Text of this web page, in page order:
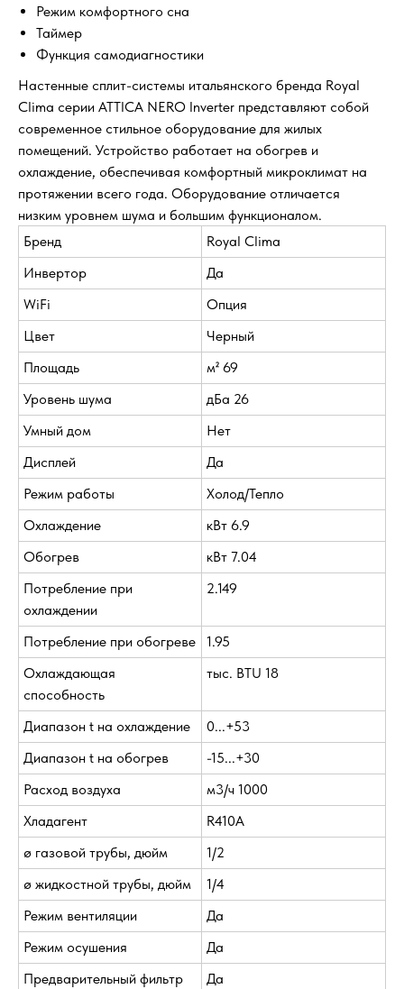
Режим комфортного сна
Таймер
Функция самодиагностики
Настенные сплит-системы итальянского бренда Royal
Clima серии ATTICA NERO Inverter представляют собой
современное стильное оборудование для жилых
помещений. Устройство работает на обогрев и
охлаждение, обеспечивая комфортный микроклимат на
протяжении всего года. Оборудование отличается
низким уровнем шума и большим функционалом.
Бренд
Royal Clima
Инвертор
Да
WiFi
Опция
Цвет
Черный
Площадь
м² 69
Уровень шума
дБа 26
Умный дом
Нет
Дисплей
Да
Режим работы
Холод/Тепло
Охлаждение
кВт 6.9
Обогрев
кВт 7.04
Потребление при
охлаждении
2.149
Потребление при обогреве
1.95
Охлаждающая
способность
тыс. BTU 18
Диапазон t на охлаждение
0...+53
Диапазон t на обогрев
-15...+30
Расход воздуха
м3/ч 1000
Хладагент
R410A
ø газовой трубы, дюйм
1/2
ø жидкостной трубы, дюйм
1/4
Режим вентиляции
Да
Режим осушения
Да
Предварительный фильтр
Да